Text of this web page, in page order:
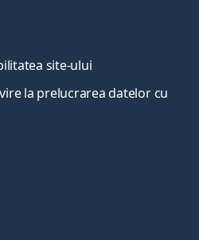
site-ului
la prelucrarea datelor cu